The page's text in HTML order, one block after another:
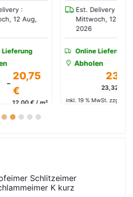
/ m²
Est. Delivery :
Mittwoch, 12 Aug,
Online Lieferung
Abholen
23,32 €
23,32 € / Sack
inkl. 19 % MwSt. zzgl. Versand
1 2 3 4 5
Schlitzeimer
K kurz